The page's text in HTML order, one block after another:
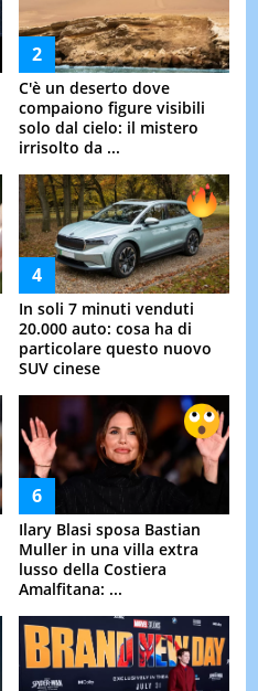
C'è un deserto dove
compaiono figure visibili
solo dal cielo: il mistero
irrisolto da ...
In soli 7 minuti venduti
20.000 auto: cosa ha di
particolare questo nuovo
SUV cinese
Ilary Blasi sposa Bastian
Muller in una villa extra
lusso della Costiera
Amalfitana: ...